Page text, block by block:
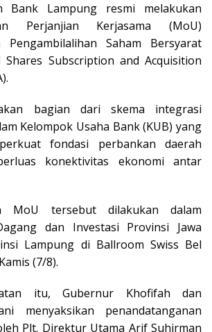
Bank Lampung resmi melakukan
Perjanjian Kerjasama (MoU)
Pengambilalihan Saham Bersyarat
Subscription and Acquisition
bagian dari skema integrasi
Kelompok Usaha Bank (KUB) yang
fondasi perbankan daerah
konektivitas ekonomi antar
MoU tersebut dilakukan dalam
dan Investasi Provinsi Jawa
Lampung di Ballroom Swiss Bel
(7/8).
itu, Gubernur Khofifah dan
menyaksikan penandatanganan
Plt. Direktur Utama Arif Suhirman